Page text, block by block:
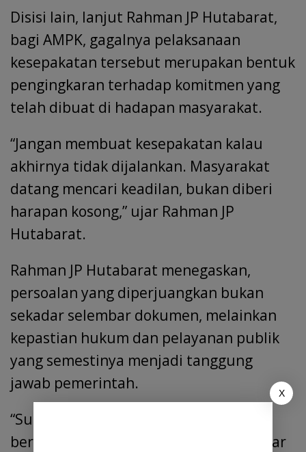
Disisi lain, lanjut Rahman JP Hutabarat,
bagi AMPK, gagalnya pelaksanaan
kesepakatan tersebut merupakan bentuk
pengingkaran terhadap komitmen yang
telah dibuat di hadapan masyarakat.
“Jangan membuat kesepakatan kalau
akhirnya tidak dijalankan. Masyarakat
datang mencari keadilan, bukan diberi
harapan kosong,” ujar Rahman JP
Hutabarat.
Rahman JP Hutabarat menegaskan,
persoalan yang diperjuangkan bukan
sekadar selembar dokumen, melainkan
kepastian hukum dan pelayanan publik
yang semestinya menjadi tanggung
jawab pemerintah.
“Sudah lebih dari dua tahun SKT itu
berada di tangan kepala desa. Apa dasar
X